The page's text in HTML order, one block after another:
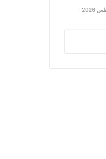
الخميس, 6 أغسطس 2026 -